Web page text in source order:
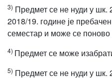
3) Предмет се не нуди у шк.
2018/19. године је
семестар и може се поново
4) Предмет се може
5) Предмет се не нуди у шк.